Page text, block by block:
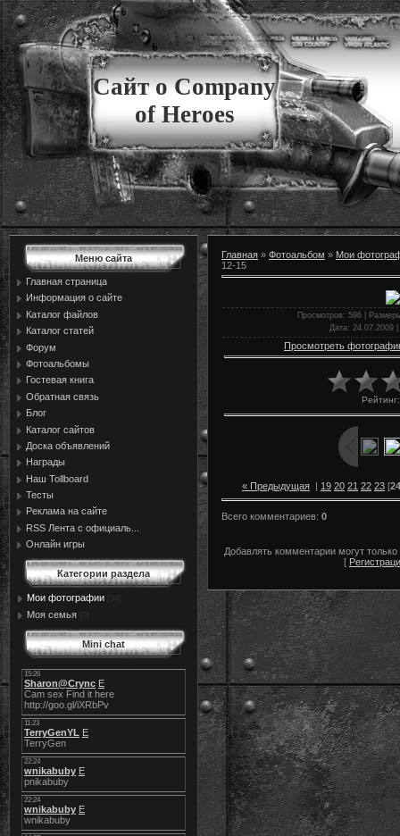
Сайт о Company
of Heroes
Меню сайта
Главная страница
Информация о сайте
Каталог файлов
Каталог статей
Форум
Фотоальбомы
Гостевая книга
Обратная связь
Блог
Каталог сайтов
Доска объявлений
Награды
Наш Tollboard
Тесты
Реклама на сайте
RSS Лента с официаль...
Онлайн игры
Категории раздела
Мои фотографии
Моя семья
Mini chat
Главная » Фотоальбом » Мои
12-15
Просмотров: 596 |
Дата: 24.07.2009 |
Просмотреть
Рейтинг
« Предыдущая | 19 20 21 22 23 [24
Всего комментариев: 0
Добавлять комментарии могут
[